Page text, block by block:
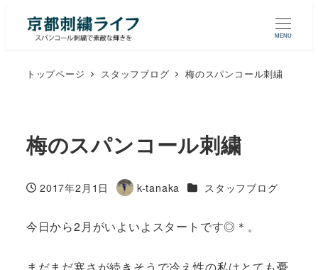
MENU
トップページ スタッフブログ 梅のスパンコール刺繍
梅のスパンコール刺繍
投稿日
2017年2月1日
著
k-tanaka カテゴリー
スタッフブログ
今日から2月がいよいよスタートです◎＊。